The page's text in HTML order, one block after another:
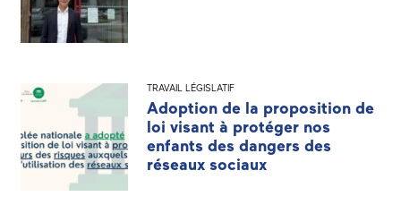
TRAVAIL LÉGISLATIF
Adoption de la proposition de
loi visant à protéger nos
enfants des dangers des
réseaux sociaux